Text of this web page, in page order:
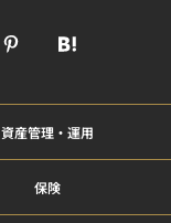
資産管理・運用
保険